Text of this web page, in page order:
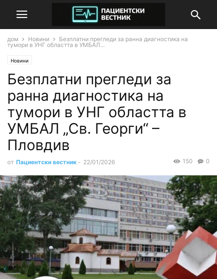
дом Новини
Безплатни прегледи за ранна диагностика на
тумори в УНГ областта в УМБАЛ...
Новини
Безплатни прегледи за
ранна диагностика на
тумори в УНГ областта в
УМБАЛ „Св. Георги“ –
Пловдив
от Пациентски вестник - 22/01/2026 0
150